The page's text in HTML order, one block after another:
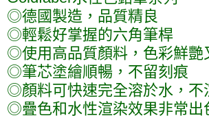
◎德國製造，品質精良
◎輕鬆好掌握的六角筆桿
◎使用高品質顏料，色彩鮮艷
◎筆芯塗繪順暢，不留刻痕
◎顏料可快速完全溶於水，不
◎疊色和水性渲染效果非常出